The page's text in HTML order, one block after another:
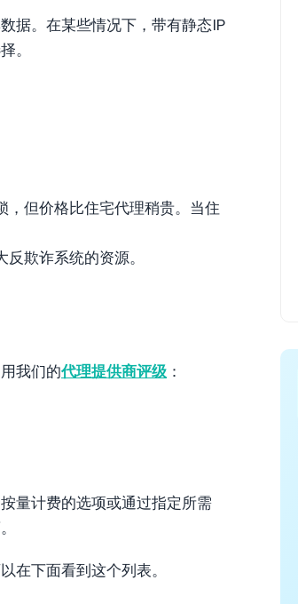
据。在某些情况下，带有静态IP
。
，但价格比住宅代理稍贵。当住
欺诈系统的资源。
我们的代理提供商评级 ：
量计费的选项或通过指定所需
在下面看到这个列表。